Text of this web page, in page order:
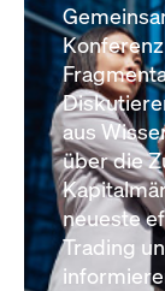
aus
über die
neueste
Trading